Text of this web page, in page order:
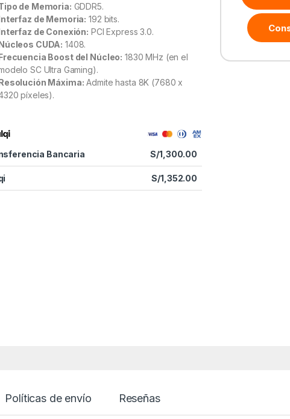
de Memoria: GDDR5.
de Memoria: 192 bits.
de Conexión: PCI Express 3.0.
CUDA: 1408.
Boost del Núcleo: 1830 MHz (en el
SC Ultra Gaming).
Máxima: Admite hasta 8K (7680 x
píxeles).
Bancaria S/1,300.00
S/1,352.00
Políticas de envío Reseñas